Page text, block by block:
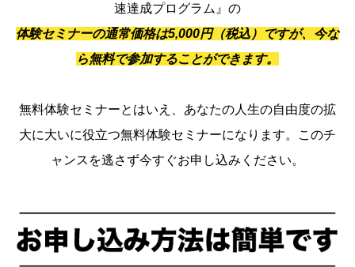
速達成プログラム』の
体験セミナーの通常価格は5,000円（税込）ですが、今な
ら無料で参加することができます。
無料体験セミナーとはいえ、あなたの人生の自由度の拡
大に大いに役立つ無料体験セミナーになります。このチ
ャンスを逃さず今すぐお申し込みください。